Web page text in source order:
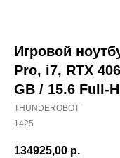
Игровой
Pro, i7, RTX
GB / 15.6 Full-
THUNDEROBOT
1425
134925,00 р.